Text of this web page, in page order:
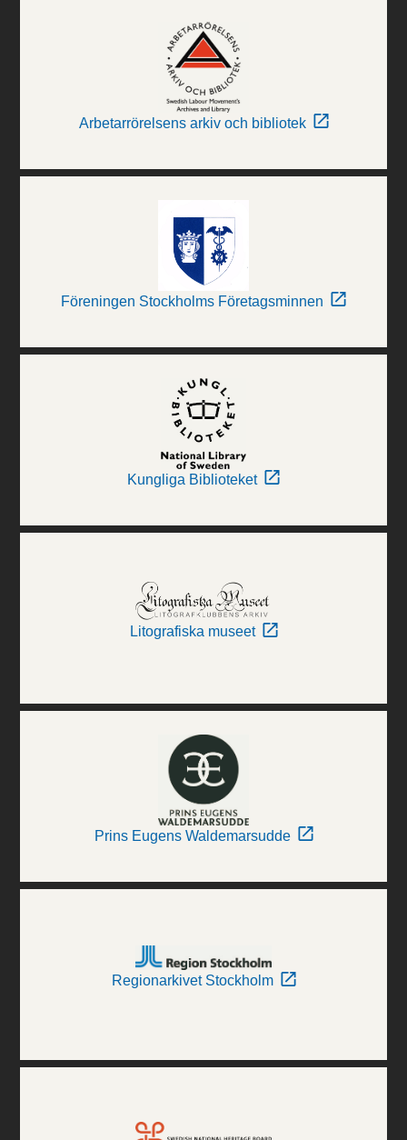
Arbetarrörelsens arkiv och bibliotek
Föreningen Stockholms Företagsminnen
Kungliga Biblioteket
Litografiska museet
Prins Eugens Waldemarsudde
Regionarkivet Stockholm